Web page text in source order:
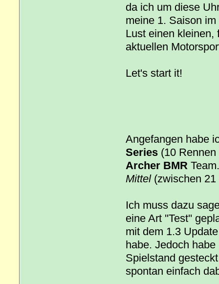
da ich um diese
meine 1. Saison
Lust einen kleinen,
aktuellen
Let's start it!
Angefangen habe
Series(10 Rennen
Archer BMR
Mittel(zwischen 21
Ich muss dazu
eine Art ''Test''
mit dem 1.3
habe. Jedoch
Spielstand
spontan einfach